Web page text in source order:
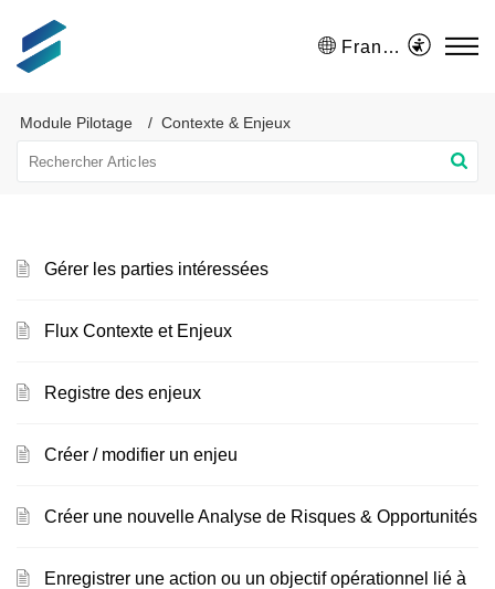
Français (France)
Module Pilotage Contexte & Enjeux
Gérer les parties intéressées
Flux Contexte et Enjeux
Registre des enjeux
Créer / modifier un enjeu
Créer une nouvelle Analyse de Risques & Opportunités
Enregistrer une action ou un objectif opérationnel lié à